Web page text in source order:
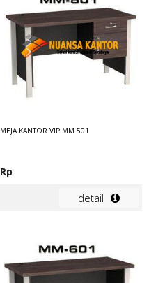
MEJA KANTOR VIP MM 501
Rp
detail